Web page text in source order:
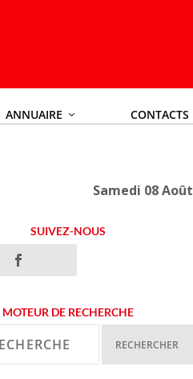
ANNUAIRE CONTACTS
Samedi 08 Août
SUIVEZ-NOUS
MOTEUR DE RECHERCHE